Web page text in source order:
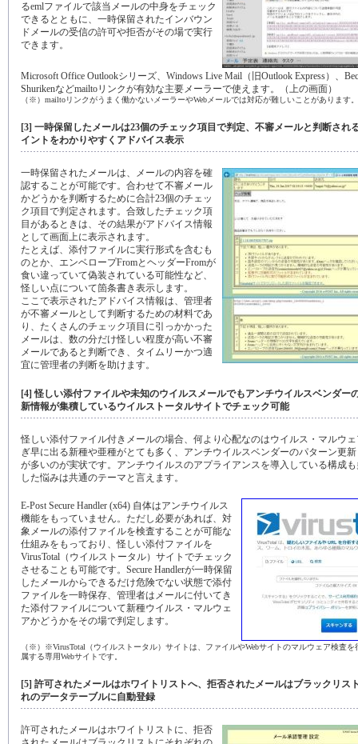
るemlファイルで該当メールの中身をチェック
できるとともに、一時保留されたインバウン
ドメールの受信の許可や拒否がその場で実行
できます。
Microsoft Office Outlookシリーズ、Windows Live Mail（旧Outlook Express）、
Shurikenなどmailtoリンクが有効な主要メーラーで使えます。（上の画面）
（※）mailtoリンクがうまく働かないメーラーやWebメールでは対応が難しいことがあります。
[3] 一時保留したメールは23個のチェック項目で判定、不審メールと判断され
イントをわかりやすくアドバイス表示
一時保留されたメールは、メールの内容を確
認することが可能です。合わせて不審メール
かどうかを判断するために合計23個のチェッ
ク項目で判定されます。合致したチェック項
目があるときは、その結果がアドバイス情報
として画面上に表示されます。
たとえば、添付ファイルに実行形式を含むも
のとか、エンベロープFromとヘッダーFromが
食い違っていて偽装されている可能性など、
怪しい点について箇条書き表示します。
ここで表示されたアドバイス情報は、管理者
が不審メールとして判断するための材料であ
り、たくさんのチェック項目に引っかかった
メールは、数の分だけ怪しい程度が高い不審
メールであると判断でき、タイムリーかつ適
宜に管理者の判断を助けます。
[4] 怪しい添付ファイルや未知のウイルスメールでもアンチウイルスベンダー
新情報が集積しているウイルストータルサイトでチェック可能
怪しい添付ファイル付きメールの場合、何より心配なのはウイルス・マルウ
ぎ早に出る新種や亜種がとても多く、アンチウイルスベンダーのパターン更
が多いのが実状です。アンチウイルスのアプライアンスを導入している構成
した悩みは共通のテーマと言えます。
E-Post Secure Handler (x64) 自体はアンチウイルス
機能をもっていません。ただし必要があれば、対
象メールの添付ファイルを検査することが可能な
仕組みをもっており、怪しい添付ファイルを
VirusTotal（ウイルストータル）サイトでチェック
させることも可能です。Secure Handlerが一時保留
したメールからできるだけ危険でない状態で添付
ファイルを一時保存、管理者はメールに付いてき
た添付ファイルについて新種ウイルス・マルウェ
アかどうかをその場で判定します。
（※）※VirusTotal（ウイルストータル）サイトは、ファイルやWebサイトのマルウェア検査を
属する専用Webサイトです。
[5] 許可されたメールはホワイトリストへ、拒否されたメールはブラックリス
れのデータテーブルに自動登録
許可されたメールはホワイトリストに、拒否